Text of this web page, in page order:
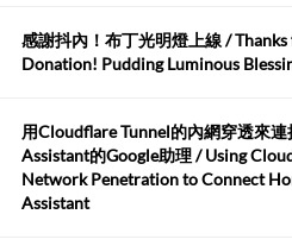
布丁布丁吃布丁:
我目前並沒有常駐的Google Home...
Robertmycs:
這篇WinXP公用電腦安裝與優化的步
感謝抖內！布丁光明燈上線 /
Donation! Pudding Luminous
用Cloudflare Tunnel的內網穿透來
Assistant的Google助理 / Using
Network Penetration to Connect
Assistant